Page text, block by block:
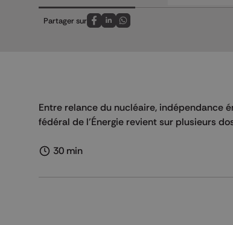
Partager sur
Partagez sur FaceBook
Partagez sur LinkedIn
Partagez sur Whatsapp
Entre relance du nucléaire, indépendance
fédéral de l’Énergie revient sur plusieurs
30 min